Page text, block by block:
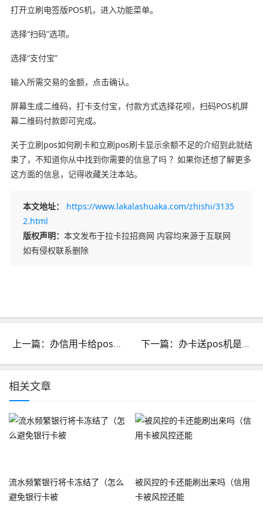
打开立刷电签版POS机，进入功能菜单。
选择“扫码”选项。
选择“支付宝”
输入所需交易的金额，点击确认。
屏幕生成二维码，打卡支付宝，付款方式选择花呗，扫码POS机屏
幕二维码付款即可完成。
关于立刷pos如何刷卡和立刷pos刷卡显示余额不足的介绍到此就结
束了，不知道你从中找到你需要的信息了吗 ？如果你还想了解更多
这方面的信息，记得收藏关注本站。
本文地址：
https://www.lakalashuaka.com/zhishi/3135
2.html
版权声明： 本文发布于拉卡拉招商网 内容均来源于互联网
如有侵权联系删除
上一篇：办信用卡给pos机_办信用卡给pos机干嘛用的 下一篇：办卡送pos机是什么套路_办信用卡送pos机套路
相关文章
流水频繁银行将卡冻结了（怎么
避免银行卡被
被风控的卡还能刷出来吗（信用
卡被风控还能